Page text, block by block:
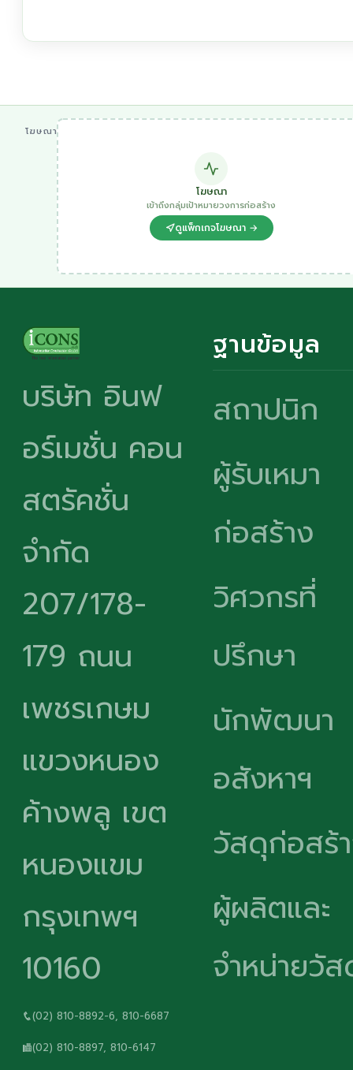
โฆษณา
โฆษณา
เข้าถึงกลุ่มเป้าหมายวงการก่อสร้าง
ดูแพ็กเกจโฆษณา →
บริษัท อินฟ
อร์เมชั่น คอน
สตรัคชั่น
จำกัด
207/178-
179 ถนน
เพชรเกษม
แขวงหนอง
ค้างพลู เขต
หนองแขม
กรุงเทพฯ
10160
(02) 810-8892-6, 810-6687
(02) 810-8897, 810-6147
ฐานข้อมูล
สถาปนิก
ผู้รับเหมา
ก่อสร้าง
วิศวกรที่
ปรึกษา
นักพัฒนา
อสังหาฯ
วัสดุก่อสร้
ผู้ผลิตและ
จำหน่ายวั